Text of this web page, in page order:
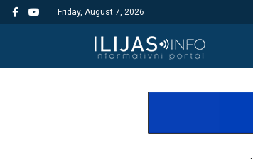
Friday, August 7, 2026